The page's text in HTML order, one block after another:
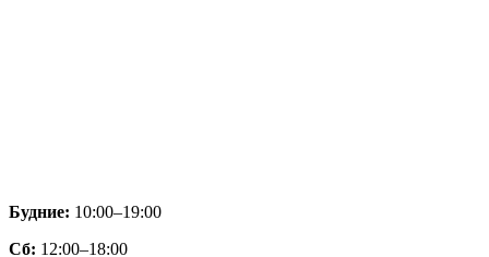
Будние: 10:00–19:00
Сб: 12:00–18:00